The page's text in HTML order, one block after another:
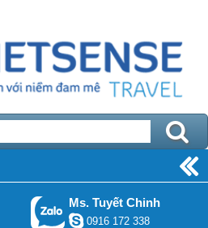
Ms. Tuyết Chinh
0916 172 338